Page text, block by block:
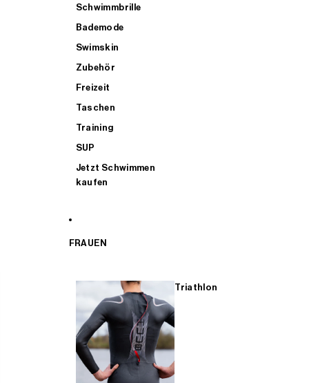
Schwimmbrille
Bademode
Swimskin
Zubehör
Freizeit
Taschen
Training
SUP
Jetzt Schwimmen
kaufen
FRAUEN
Triathlon